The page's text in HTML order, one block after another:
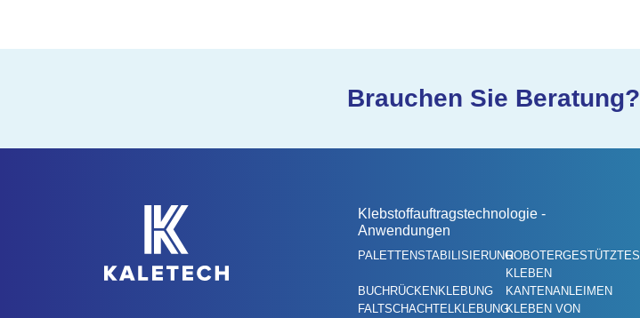
Brauchen Sie Beratung?
Klebstoffauftragstechnologie -
Anwendungen
PALETTENSTABILISIERUNGROBOTERGESTÜTZTES
KLEBEN
BUCHRÜCKENKLEBUNG
KANTENANLEIMEN
FALTSCHACHTELKLEBUNGKLEBEN VON